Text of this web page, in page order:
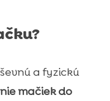
a fyzickú
mačiek do